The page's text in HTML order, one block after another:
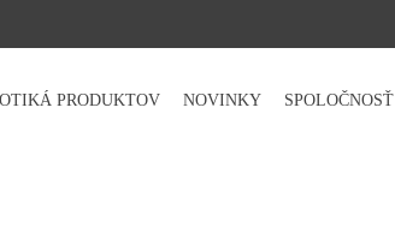
PRODUKTOV NOVINKY SPOLOČNOSŤ